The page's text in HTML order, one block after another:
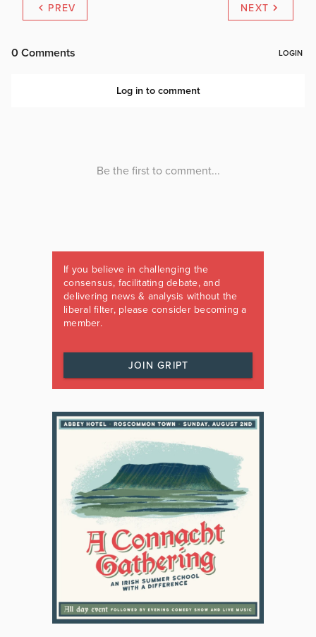
PREV NEXT
If you believe in challenging the
consensus, facilitating debate, and
delivering news & analysis without the
liberal filter, please consider becoming a
member.
JOIN GRIPT